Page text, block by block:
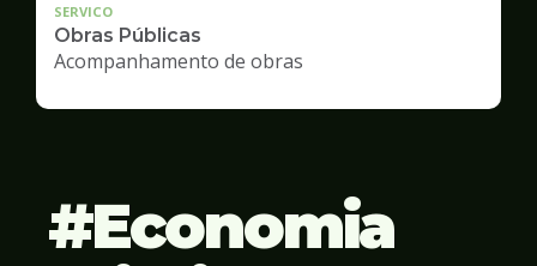
SERVICO
Obras Públicas
Acompanhamento de obras
Economia